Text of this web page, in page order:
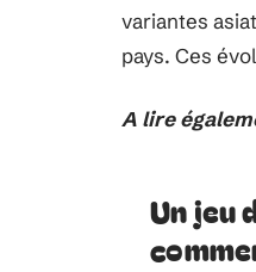
variantes
pays. Ces
A lire
Un jeu